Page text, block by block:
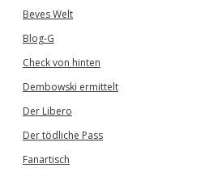
Beves Welt
Blog-G
Check von hinten
Dembowski ermittelt
Der Libero
Der tödliche Pass
Fanartisch